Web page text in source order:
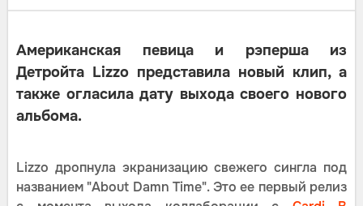
Американская певица и рэперша из
Детройта Lizzo представила новый клип, а
также огласила дату выхода своего нового
альбома.
Lizzo дропнула экранизацию свежего сингла под
названием "About Damn Time". Это ее первый релиз